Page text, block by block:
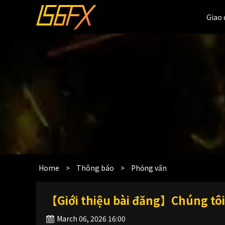
Giao
Home > Thông báo > Phỏng vấn
【Giới thiệu bài đăng】Chúng
March 06, 2026 16:00
Giao